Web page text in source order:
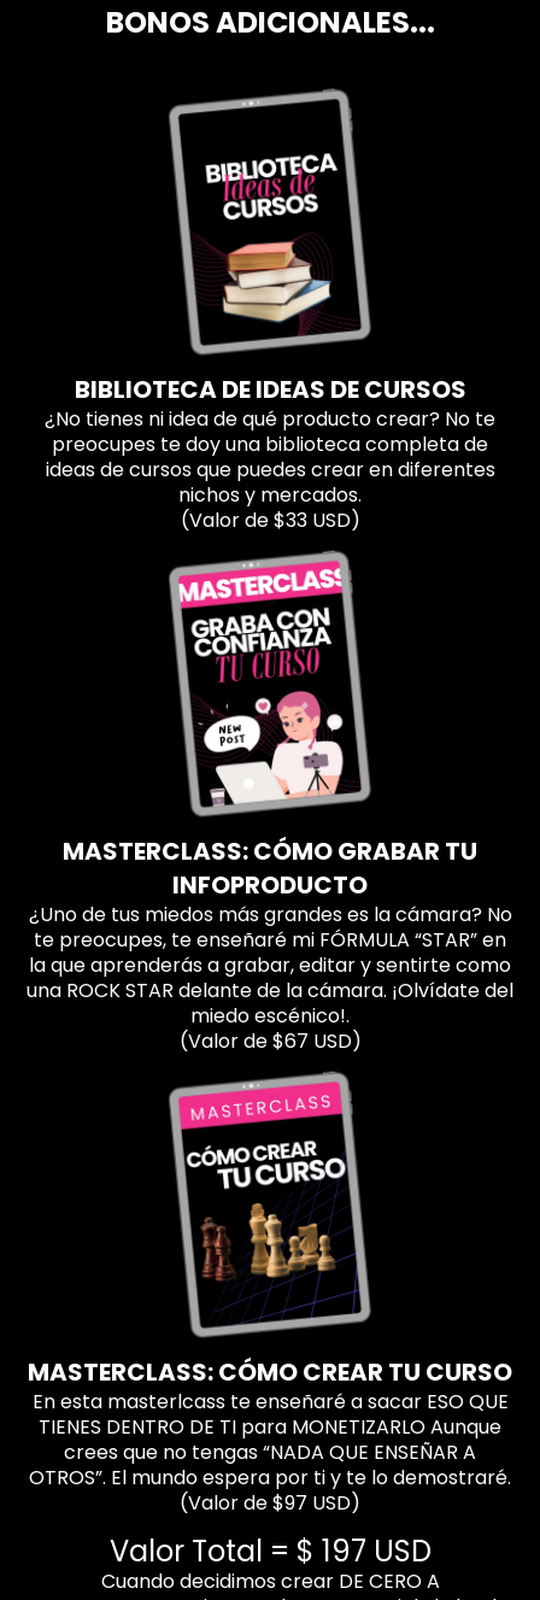
BONOS ADICIONALES...
BIBLIOTECA DE IDEAS DE CURSOS
¿No tienes ni idea de qué producto crear? No te
preocupes te doy una biblioteca completa de
ideas de cursos que puedes crear en diferentes
nichos y mercados.
(Valor de $33 USD)
MASTERCLASS: CÓMO GRABAR TU
INFOPRODUCTO
¿Uno de tus miedos más grandes es la cámara? No
te preocupes, te enseñaré mi FÓRMULA “STAR” en
la que aprenderás a grabar, editar y sentirte como
una ROCK STAR delante de la cámara. ¡Olvídate del
miedo escénico!.
(Valor de $67 USD)
MASTERCLASS: CÓMO CREAR TU CURSO
En esta masterlcass te enseñaré a sacar ESO QUE
TIENES DENTRO DE TI para MONETIZARLO Aunque
crees que no tengas “NADA QUE ENSEÑAR A
OTROS”. El mundo espera por ti y te lo demostraré.
(Valor de $97 USD)
Valor Total = $ 197 USD
Cuando decidimos crear DE CERO A